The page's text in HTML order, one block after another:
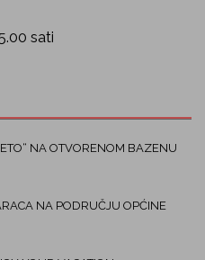
sati
NA OTVORENOM BAZENU
NA PODRUČJU OPĆINE